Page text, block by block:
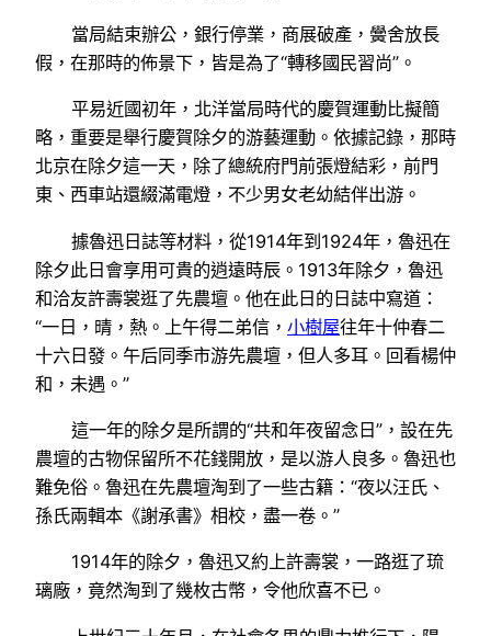
當局結束辦公，銀行停業，商展破產，黌舍放長
假，在那時的佈景下，皆是為了“轉移國民習尚”。
平易近國初年，北洋當局時代的慶賀運動比擬簡
略，重要是舉行慶賀除夕的游藝運動。依據記錄，那時
北京在除夕這一天，除了總統府門前張燈結彩，前門
東、西車站還綴滿電燈，不少男女老幼結伴出游。
據魯迅日誌等材料，從1914年到1924年，魯迅在
除夕此日會享用可貴的逍遠時辰。1913年除夕，魯迅
和洽友許壽裳逛了先農壇。他在此日的日誌中寫道：
“一日，晴，熱。上午得二弟信， 小樹屋往年十仲春二
十六日發。午后同季市游先農壇，但人多耳。回看楊仲
和，未遇。”
這一年的除夕是所謂的“共和年夜留念日”，設在先
農壇的古物保留所不花錢開放，是以游人良多。魯迅也
難免俗。魯迅在先農壇淘到了一些古籍：“夜以汪氏、
孫氏兩輯本《謝承書》相校，盡一卷。”
1914年的除夕，魯迅又約上許壽裳，一路逛了琉
璃廠，竟然淘到了幾枚古幣，令他欣喜不已。